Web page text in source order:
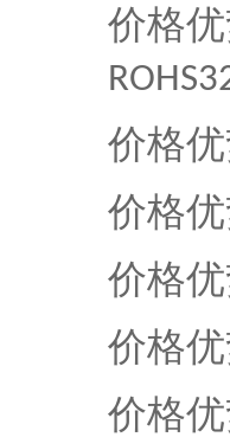
价格
价格
价格
价格
价格
价格